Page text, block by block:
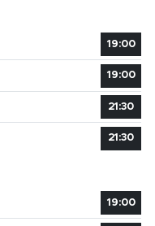
19:00
19:00
21:30
21:30
19:00